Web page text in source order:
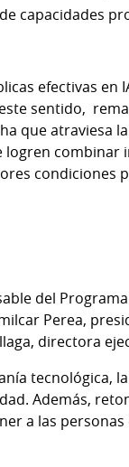
capacidades
efectivas en
sentido,
que atraviesa
logren combinar
condiciones
del
Perea,
directora
tecnológica,
Además,
a las